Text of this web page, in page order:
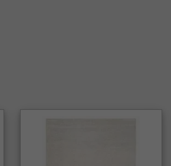
rette pleje bevarer de deres
i traditionelle som i moderne